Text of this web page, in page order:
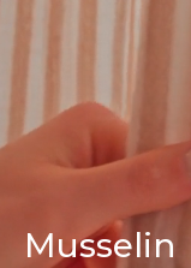
Musselin